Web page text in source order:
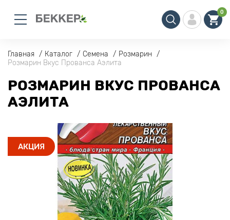
0
Главная Каталог Семена
Розмарин
Розмарин Вкус Прованса Аэлита
РОЗМАРИН ВКУС ПРОВАНСА
АЭЛИТА
АКЦИЯ